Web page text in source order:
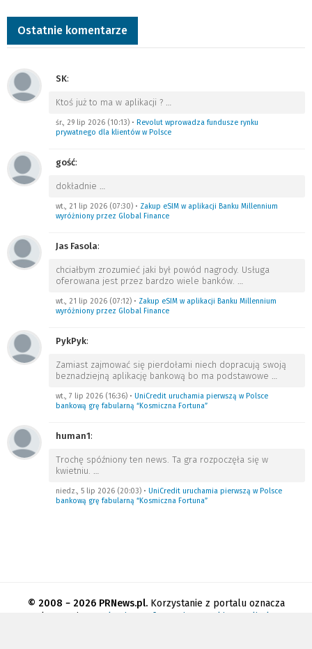
Ostatnie komentarze
SK:
Ktoś już to ma w aplikacji ? …
śr., 29 lip 2026 (10:13) • Revolut wprowadza fundusze rynku
prywatnego dla klientów w Polsce
gość:
dokładnie …
wt., 21 lip 2026 (07:30) • Zakup eSIM w aplikacji Banku Millennium
wyróżniony przez Global Finance
Jas Fasola:
chciałbym zrozumieć jaki był powód nagrody. Usługa
oferowana jest przez bardzo wiele banków. …
wt., 21 lip 2026 (07:12) • Zakup eSIM w aplikacji Banku Millennium
wyróżniony przez Global Finance
PykPyk:
Zamiast zajmować się pierdołami niech dopracują swoją
beznadziejną aplikację bankową bo ma podstawowe …
wt., 7 lip 2026 (16:36) • UniCredit uruchamia pierwszą w Polsce
bankową grę fabularną “Kosmiczna Fortuna”
human1:
Trochę spóźniony ten news. Ta gra rozpoczęła się w
kwietniu. …
niedz., 5 lip 2026 (20:03) • UniCredit uruchamia pierwszą w Polsce
bankową grę fabularną “Kosmiczna Fortuna”
© 2008 − 2026 PRNews.pl.Korzystanie z portalu oznacza
akceptację
regulaminu Informacja o cookies
Polityka